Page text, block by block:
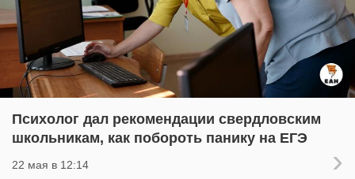
Психолог дал рекомендации свердловским
школьникам, как побороть панику на ЕГЭ
22 мая в 12:14